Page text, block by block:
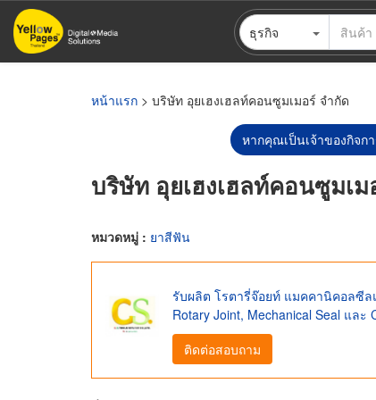
ข้าม
ไป
ธุรกิจ
หน้าแรก > บริษัท อุยเฮงเฮลท์คอนซูมเมอร์ จำกัด
หากคุณเป็นเจ้าของกิจก
บริษัท อุยเฮงเฮลท์คอนซูมเ
หมวดหมู่ : ยาสีฟัน
รับผลิต โรตารี่จ๊อยท์ แมคคานิคอลซี
Rotary Joint, Mechanical Seal แล
ติดต่อสอบถาม